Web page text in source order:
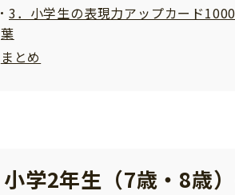
3．小学生の表現力アップカード
葉
まとめ
小学2年生（7歳・8歳